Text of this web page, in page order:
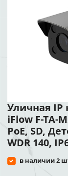
Уличная
iFlow F-TA-
PoE, SD,
WDR 140,
в наличии 2